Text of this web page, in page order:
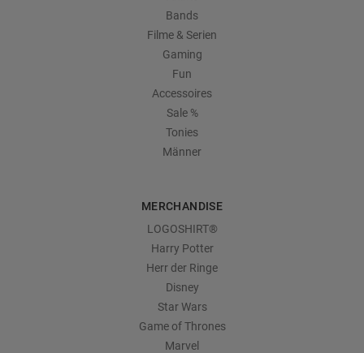
Bands
Filme & Serien
Gaming
Fun
Accessoires
Sale %
Tonies
Männer
MERCHANDISE
LOGOSHIRT®
Harry Potter
Herr der Ringe
Disney
Star Wars
Game of Thrones
Marvel